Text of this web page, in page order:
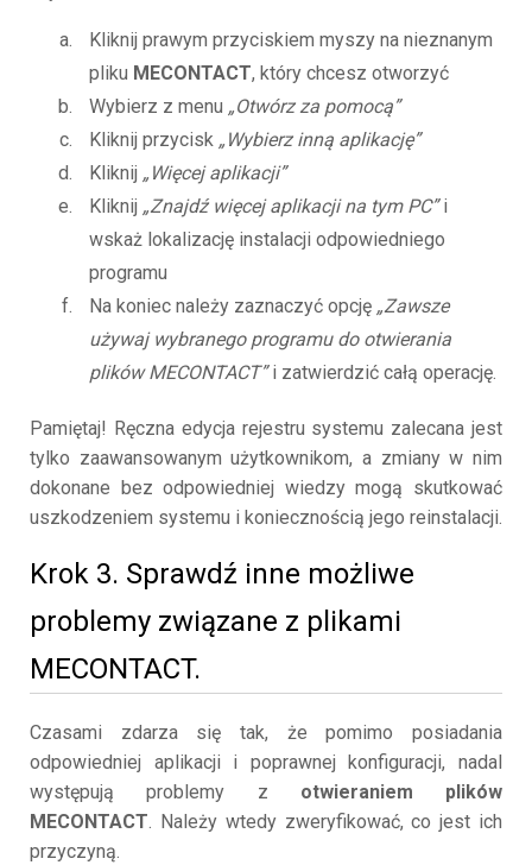
Kliknij prawym przyciskiem myszy na nieznanym
pliku MECONTACT, który chcesz otworzyć
Wybierz z menu „Otwórz za pomocą”
Kliknij przycisk „Wybierz inną aplikację”
Kliknij „Więcej aplikacji”
Kliknij „Znajdź więcej aplikacji na tym PC”i
wskaż lokalizację instalacji odpowiedniego
programu
Na koniec należy zaznaczyć opcję „Zawsze
używaj wybranego programu do otwierania
plików MECONTACT”i zatwierdzić całą operację.
Pamiętaj! Ręczna edycja rejestru systemu zalecana jest
tylko zaawansowanym użytkownikom, a zmiany w nim
dokonane bez odpowiedniej wiedzy mogą skutkować
uszkodzeniem systemu i koniecznością jego reinstalacji.
Krok 3. Sprawdź inne możliwe
problemy związane z plikami
MECONTACT.
Czasami zdarza się tak, że pomimo posiadania
odpowiedniej aplikacji i poprawnej konfiguracji, nadal
występują problemy z otwieraniem plików
MECONTACT. Należy wtedy zweryfikować, co jest ich
przyczyną.